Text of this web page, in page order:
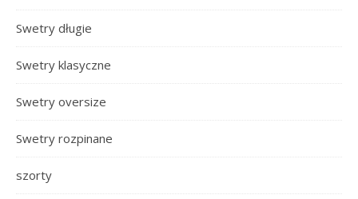
Swetry długie
Swetry klasyczne
Swetry oversize
Swetry rozpinane
szorty